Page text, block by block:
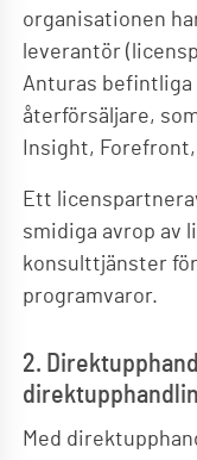
organisationen
leverantör
Anturas
återförsäljare,
Insight,
Ett
smidiga avrop av
konsulttjänster
programvaror.
2.
Med